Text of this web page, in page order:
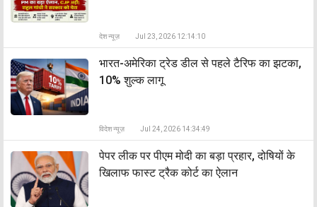
देश न्यूज़ Jul 23, 2026 12:14:10
भारत-अमेरिका ट्रेड डील से पहले टैरिफ का झटका,
10% शुल्क लागू
विदेश न्यूज़ Jul 24, 2026 14:34:49
पेपर लीक पर पीएम मोदी का बड़ा प्रहार, दोषियों के
खिलाफ फास्ट ट्रैक कोर्ट का ऐलान